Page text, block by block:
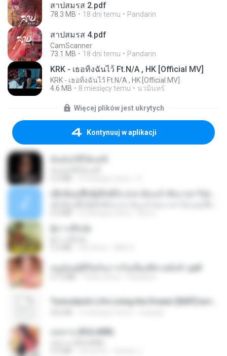
สาปสมรส 2.pdf
78.3 MB 18 dni temu Pandarin
สาปสมรส 4.pdf
CamScanner
73.1 MB
18 dni temu Pandarin
KRK - เธอทิ้งฉันไว้ Ft.N/A , HK [Official MV]
KRK - เธอทิ้งฉันไว้ Ft.N/A , HK [Official MV]
4.6 MB
8 miesięcy temu นวมินทร์
Więcej plików jest ukrytych
Kontynuuj w aplikacji
หนูน้อยสู้ชีวิตกับภารกิจเลี้ยงพี่ชายทั้งห้า.pdf
กุหลาบ (KULARB)